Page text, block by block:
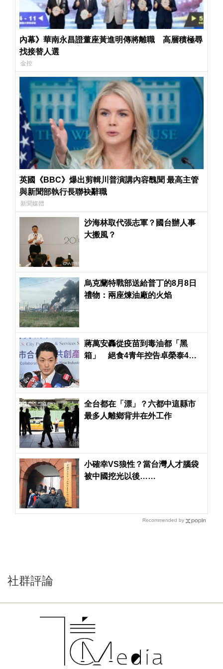
內幕》華南永昌證董座黃進明傳將離職 高層積極尋
找接替人選
金控
英國《BBC》爆出剪輯川普演講內容醜聞 最高主管
與新聞部執行長聯袂辭職
新聞媒體
沙海林取代張志軍？國台辦人事
大搬風？
烏克蘭特戰部送給普丁的8月8日
禮物：兩座煉油廠的火焰
蔣萬安轟從疫苗到毒油都「黑
箱」 絕食4青年控告卓榮泰4官
全台都在「漂」？六都中這縣市
最多人離鄉背井在外工作
小確幸VS狼性？當台灣人才腦袋
被中國挖光以後……
Recommended by
社群評論